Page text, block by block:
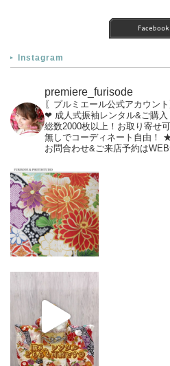
Instagram
premiere_furisode
〖プルミエール公式アカウント
❤︎ 成人式振袖レンタル&ご購入
総数2000枚以上！お取り寄せ可
無しでコーディネート自由！
お問合わせ&ご来店予約は